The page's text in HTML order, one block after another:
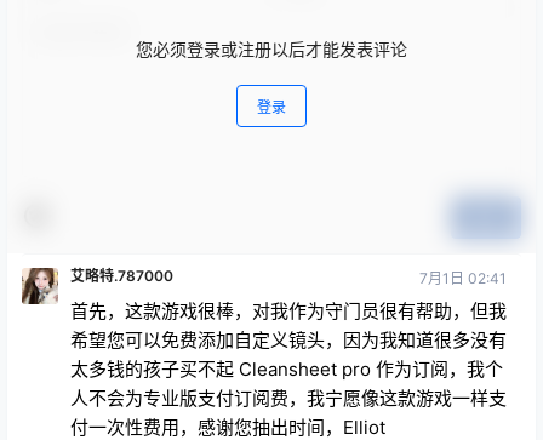
您必须登录或注册以后才能发表评论
登录
艾略特.787000 7月1日 02:41
首先，这款游戏很棒，对我作为守门员很有帮助，但我
希望您可以免费添加自定义镜头，因为我知道很多没有
太多钱的孩子买不起 Cleansheet pro 作为订阅，我个
人不会为专业版支付订阅费，我宁愿像这款游戏一样支
付一次性费用，感谢您抽出时间，Elliot